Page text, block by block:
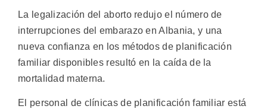
La legalización del aborto redujo el número de
interrupciones del embarazo en Albania, y una
nueva confianza en los métodos de planificación
familiar disponibles resultó en la caída de la
mortalidad materna.
El personal de clínicas de planificación familiar está